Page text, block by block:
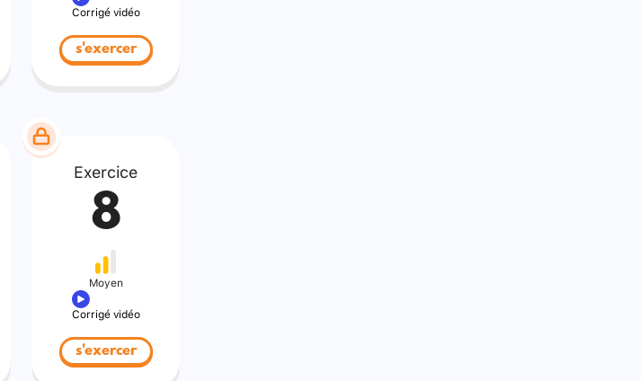
Corrigé vidéo
s'exercer
Exercice
8
Moyen
Corrigé vidéo
s'exercer